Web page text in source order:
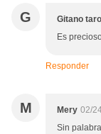
G Gitano
Es
Responder
M Mery 02/
Sin